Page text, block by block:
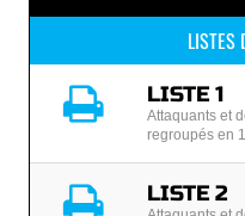
LISTES
LISTE 1
Attaquants et
regroupés en
LISTE 2